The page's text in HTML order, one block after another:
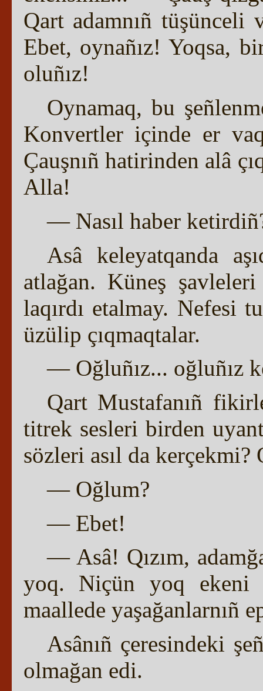
Qart adamnıñ
Ebet, oynañız! Yoqsa,
oluñız!
Oynamaq, bu
Konvertler içinde er
Çauşnıñ hatirinden alâ
Alla!
— Nasıl haber
Asâ keleyatqanda
atlağan. Küneş
laqırdı etalmay. Nefesi
üzülip çıqmaqtalar.
— Oğluñız... oğluñız
Qart Mustafanıñ
titrek sesleri birden
sözleri asıl da kerçekmi?
— Oğlum?
— Ebet!
— Asâ! Qızım,
yoq. Niçün yoq ekeni
maallede yaşağanlarnıñ
Asânıñ çeresindeki
olmağan edi.